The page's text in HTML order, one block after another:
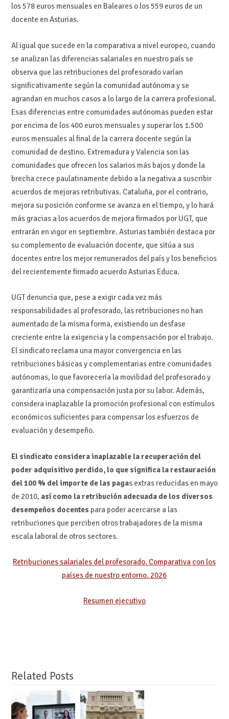
los 578 euros mensuales en Baleares o los 559 euros de un
docente en Asturias.
Al igual que sucede en la comparativa a nivel europeo, cuando
se analizan las diferencias salariales en nuestro país se
observa que las retribuciones del profesorado varían
significativamente según la comunidad autónoma y se
agrandan en muchos casos a lo largo de la carrera profesional.
Esas diferencias entre comunidades autónomas pueden estar
por encima de los 400 euros mensuales y superar los 1.500
euros mensuales al final de la carrera docente según la
comunidad de destino. Extremadura y Valencia son las
comunidades que ofrecen los salarios más bajos y donde la
brecha crece paulatinamente debido a la negativa a suscribir
acuerdos de mejoras retributivas. Cataluña, por el contrario,
mejora su posición conforme se avanza en el tiempo, y lo hará
más gracias a los acuerdos de mejora firmados por UGT, que
entrarán en vigor en septiembre. Asturias también destaca por
su complemento de evaluación docente, que sitúa a sus
docentes entre los mejor remunerados del país y los beneficios
del recientemente firmado acuerdo Asturias Educa.
UGT denuncia que, pese a exigir cada vez más
responsabilidades al profesorado, las retribuciones no han
aumentado de la misma forma, existiendo un desfase
creciente entre la exigencia y la compensación por el trabajo.
El sindicato reclama una mayor convergencia en las
retribuciones básicas y complementarias entre comunidades
autónomas, lo que favorecería la movilidad del profesorado y
garantizaría una compensación justa por su labor. Además,
considera inaplazable la promoción profesional con estímulos
económicos suficientes para compensar los esfuerzos de
evaluación y desempeño.
El sindicato considera inaplazable la recuperación del
poder adquisitivo perdido, lo que significa la restauración
del 100 % del importe de las pagas extras reducidas en mayo
de 2010, así como la retribución adecuada de los diversos
desempeños docentes para poder acercarse a las
retribuciones que perciben otros trabajadores de la misma
escala laboral de otros sectores.
Retribuciones salariales del profesorado. Comparativa con los
países de nuestro entorno. 2026
Resumen ejecutivo
Related Posts